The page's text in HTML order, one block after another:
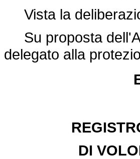
Vista la
Su proposta
delegato alla
DI